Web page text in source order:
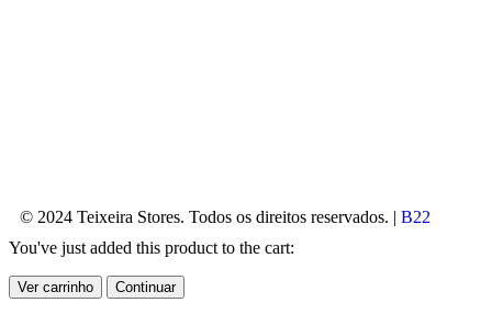
© 2024 Teixeira Stores. Todos os direitos reservados. | B22
You've just added this product to the cart:
Ver carrinho Continuar